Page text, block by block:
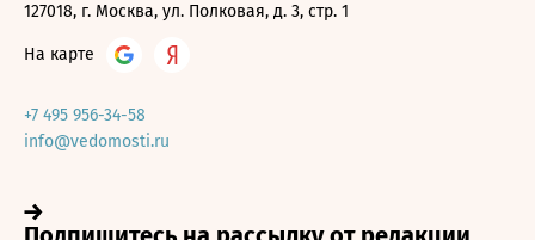
127018, г. Москва, ул. Полковая, д. 3, стр. 1
На карте
+7 495 956-34-58
info@vedomosti.ru